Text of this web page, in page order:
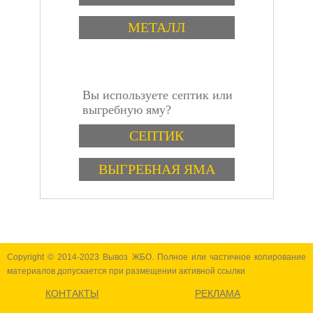
гибкостью, что
позволяет ему
отверстий. Это
свойство делает его
идеальным для
заполнения мест,
герметизировать, но
которые имеют
инструкция
МЕТАЛЛ
Вы используете септик или
выгребную яму?
ВариантыСЕПТИК
ВЫГРЕБНАЯ ЯМА
Copyright © 2014-2023 Вывоз ЖБО. Полное или частичное копирование
материалов допускается при размещении активной ссылки
КОНТАКТЫ РЕКЛАМА